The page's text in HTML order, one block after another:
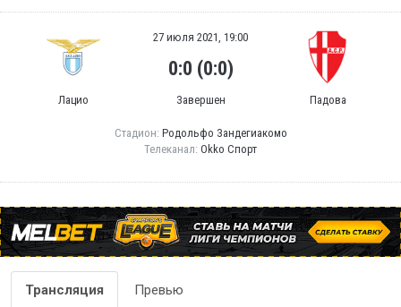
Лацио
27 июля 2021, 19:00
0:0 (0:0)
Завершен Падова
Стадион: Родольфо Зандегиакомо
Телеканал: Okko Спорт
Трансляция Превью